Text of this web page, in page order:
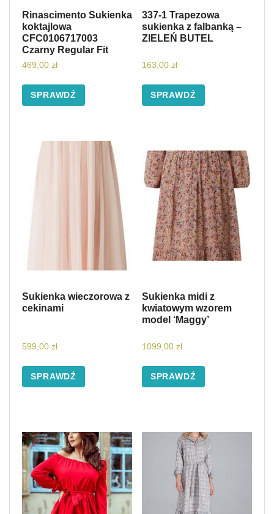
Rinascimento Sukienka
koktajlowa
CFC0106717003
Czarny Regular Fit
469,00 zł
SPRAWDŹ
337-1 Trapezowa
sukienka z falbanką –
ZIELEŃ BUTEL
163,00 zł
SPRAWDŹ
Sukienka wieczorowa z
cekinami
599,00 zł
SPRAWDŹ
Sukienka midi z
kwiatowym wzorem
model ‘Maggy’
1099,00 zł
SPRAWDŹ